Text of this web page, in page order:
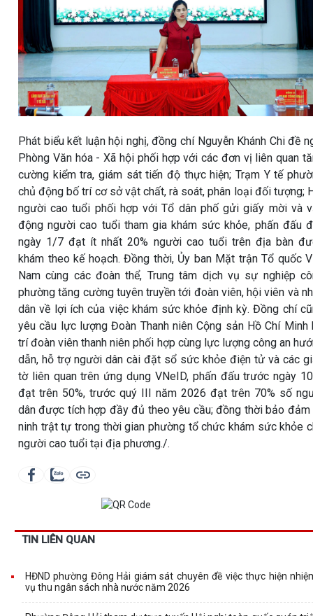
Phát biểu kết luận hội nghị, đồng chí Nguyễn Khánh Chi đề
Phòng Văn hóa - Xã hội phối hợp với các đơn vị liên quan
cường kiểm tra, giám sát tiến độ thực hiện; Trạm Y tế
chủ động bố trí cơ sở vật chất, rà soát, phân loại đối tượng;
người cao tuổi phối hợp với Tổ dân phố gửi giấy mời và
động người cao tuổi tham gia khám sức khỏe, phấn đấu
ngày 1/7 đạt ít nhất 20% người cao tuổi trên địa bàn
khám theo kế hoạch. Đồng thời, Ủy ban Mặt trận Tổ quốc
Nam cùng các đoàn thể, Trung tâm dịch vụ sự nghiệp
phường tăng cường tuyên truyền tới đoàn viên, hội viên và
dân về lợi ích của việc khám sức khỏe định kỳ. Đồng chí
yêu cầu lực lượng Đoàn Thanh niên Cộng sản Hồ Chí Minh
trí đoàn viên thanh niên phối hợp cùng lực lượng công an
dẫn, hỗ trợ người dân cài đặt sổ sức khỏe điện tử và các
tờ liên quan trên ứng dụng VNeID, phấn đấu trước ngày
đạt trên 50%, trước quý III năm 2026 đạt trên 70% số
dân được tích hợp đầy đủ theo yêu cầu; đồng thời bảo đảm
ninh trật tự trong thời gian phường tổ chức khám sức khỏe
người cao tuổi tại địa phương./.
TIN LIÊN QUAN
HĐND phường Đông Hải giám sát chuyên đề việc thực hiện
vụ thu ngân sách nhà nước năm 2026